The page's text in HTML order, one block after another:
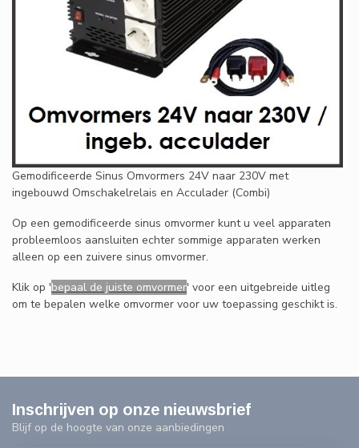
Gemodificeerde Sinus Omvormers 24V naar 230V met
ingebouwd Omschakelrelais en Acculader (Combi)
Op een gemodificeerde sinus omvormer kunt u veel apparaten
probleemloos aansluiten echter sommige apparaten werken
alleen op een zuivere sinus omvormer.
Klik op 'bepaal de juiste omvormer' voor een uitgebreide uitleg
om te bepalen welke omvormer voor uw toepassing geschikt is.
Inschrijven op onze nieuwsbrief
Blijf op de hoogte van onze aanbiedingen